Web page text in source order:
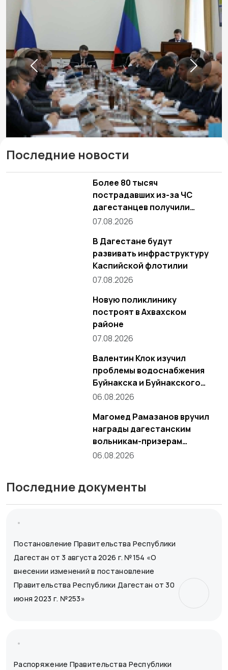
Previous Next
Последние новости
Более 80 тысяч
пострадавших из-за ЧС
дагестанцев получили
выплаты
07.08.2026
В Дагестане будут
развивать инфраструктуру
Каспийской флотилии
07.08.2026
Новую поликлинику
построят в Ахвахском
районе
07.08.2026
Валентин Клок изучил
проблемы водоснабжения
Буйнакска и Буйнакского
района
06.08.2026
Магомед Рамазанов вручил
награды дагестанским
вольникам-призерам
Чемпионата России
06.08.2026
Последние документы
Постановление Правительства Республики
Дагестан от 3 августа 2026 г. №154 «О
внесении изменений в постановление
Правительства Республики Дагестан от 30
июня 2023 г. №253»
Распоряжение Правительства Республики